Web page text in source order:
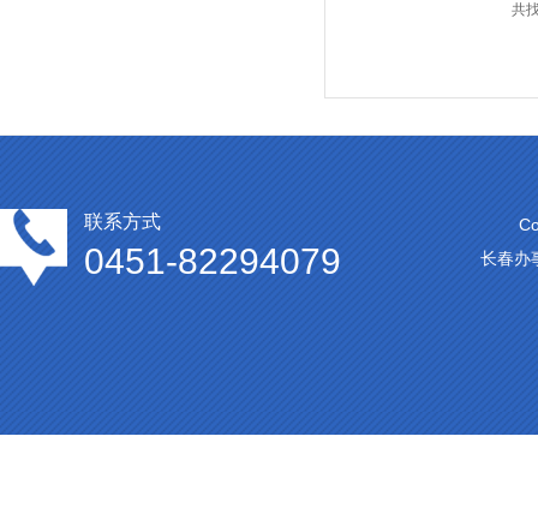
共
联系方式
0451-82294079
长春办